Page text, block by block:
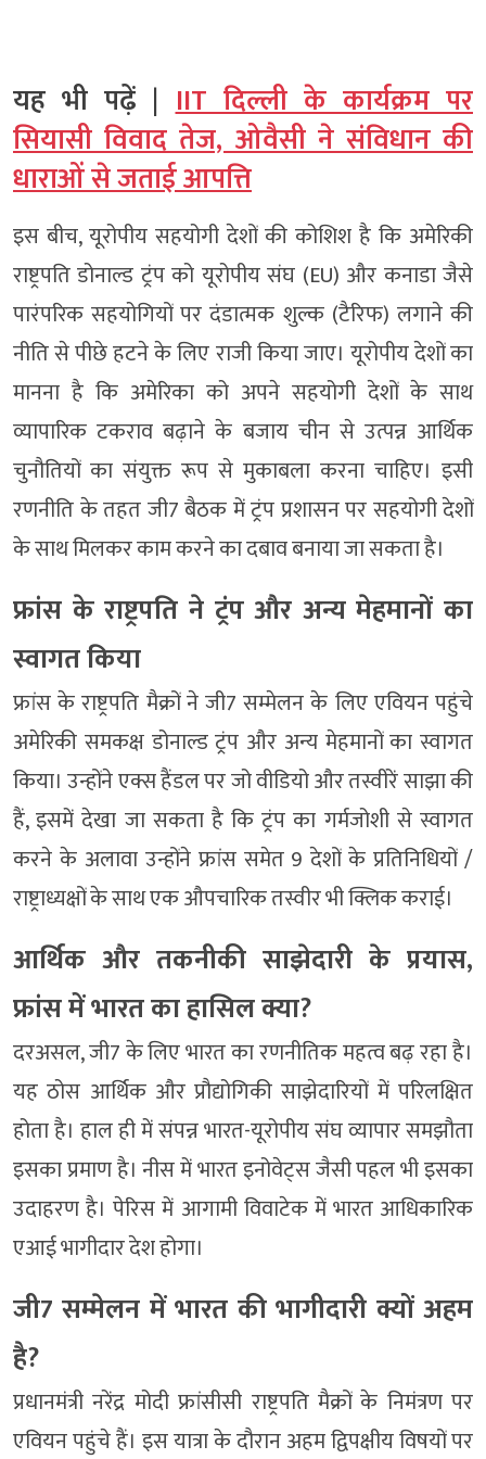
यह भी पढ़ें |IIT दिल्ली के कार्यक्रम पर
सियासी विवाद तेज, ओवैसी ने संविधान की
धाराओं से जताई आपत्ति
इस बीच, यूरोपीय सहयोगी देशों की कोशिश है कि अमेरिकी
राष्ट्रपति डोनाल्ड ट्रंप को यूरोपीय संघ (EU) और कनाडा जैसे
पारंपरिक सहयोगियों पर दंडात्मक शुल्क (टैरिफ) लगाने की
नीति से पीछे हटने के लिए राजी किया जाए। यूरोपीय देशों का
मानना है कि अमेरिका को अपने सहयोगी देशों के साथ
व्यापारिक टकराव बढ़ाने के बजाय चीन से उत्पन्न आर्थिक
चुनौतियों का संयुक्त रूप से मुकाबला करना चाहिए। इसी
रणनीति के तहत जी7 बैठक में ट्रंप प्रशासन पर सहयोगी देशों
के साथ मिलकर काम करने का दबाव बनाया जा सकता है।
फ्रांस के राष्ट्रपति ने ट्रंप और अन्य मेहमानों का
स्वागत किया
फ्रांस के राष्ट्रपति मैक्रों ने जी7 सम्मेलन के लिए एवियन पहुंचे
अमेरिकी समकक्ष डोनाल्ड ट्रंप और अन्य मेहमानों का स्वागत
किया। उन्होंने एक्स हैंडल पर जो वीडियो और तस्वीरें साझा की
हैं, इसमें देखा जा सकता है कि ट्रंप का गर्मजोशी से स्वागत
करने के अलावा उन्होंने फ्रांस समेत 9 देशों के प्रतिनिधियों /
राष्ट्राध्यक्षों के साथ एक औपचारिक तस्वीर भी क्लिक कराई।
आर्थिक और तकनीकी साझेदारी के प्रयास,
फ्रांस में भारत का हासिल क्या?
दरअसल, जी7 के लिए भारत का रणनीतिक महत्व बढ़ रहा है।
यह ठोस आर्थिक और प्रौद्योगिकी साझेदारियों में परिलक्षित
होता है। हाल ही में संपन्न भारत-यूरोपीय संघ व्यापार समझौता
इसका प्रमाण है। नीस में भारत इनोवेट्स जैसी पहल भी इसका
उदाहरण है। पेरिस में आगामी विवाटेक में भारत आधिकारिक
एआई भागीदार देश होगा।
जी7 सम्मेलन में भारत की भागीदारी क्यों अहम
है?
प्रधानमंत्री नरेंद्र मोदी फ्रांसीसी राष्ट्रपति मैक्रों के निमंत्रण पर
एवियन पहुंचे हैं। इस यात्रा के दौरान अहम द्विपक्षीय विषयों पर